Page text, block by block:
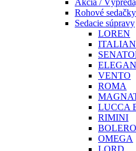
Rohové sedačky
Sedacie súpravy
LOREN
VENTO
ROMA
LUCCA
RIMINI
BOLERO
OMEGA
LORD